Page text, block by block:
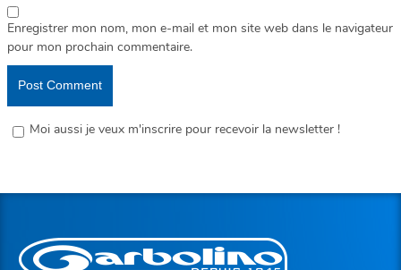
Enregistrer mon nom, mon e-mail et mon site web dans le navigateur
pour mon prochain commentaire.
Moi aussi je veux m'inscrire pour recevoir la newsletter !